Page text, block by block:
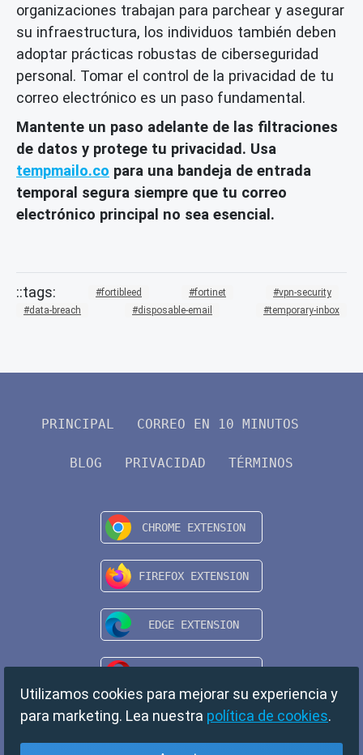
organizaciones trabajan para parchear y asegurar
su infraestructura, los individuos también deben
adoptar prácticas robustas de ciberseguridad
personal. Tomar el control de la privacidad de tu
correo electrónico es un paso fundamental.
Mantente un paso adelante de las filtraciones
de datos y protege tu privacidad. Usa
tempmailo.co para una bandeja de entrada
temporal segura siempre que tu correo
electrónico principal no sea esencial.
fortibleed fortinet
vpn-security
data-breach
disposable-email temporary-inbox
PRINCIPAL CORREO EN 10 MINUTOS
BLOG PRIVACIDAD TÉRMINOS
Utilizamos cookies para mejorar su experiencia y
para marketing. Lea nuestra política de cookies.